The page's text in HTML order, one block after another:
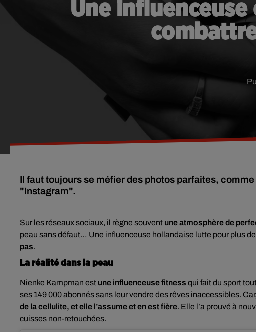
Une
Il faut toujours se méfier des photos parfaites,
"Instagram".
Sur les réseaux sociaux, il règne souvent une atmosphère de
peau sans défaut… Une influenceuse hollandaise lutte pour plus
pas.
La réalité dans la peau
Nienke Kampman est une influenceuse fitness qui fait du sport
ses 149 000 abonnés sans leur vendre des rêves inaccessibles.
de la cellulite, et elle l’assume et en est fière. Elle l’a prouvé à
cuisses non-retouchées.